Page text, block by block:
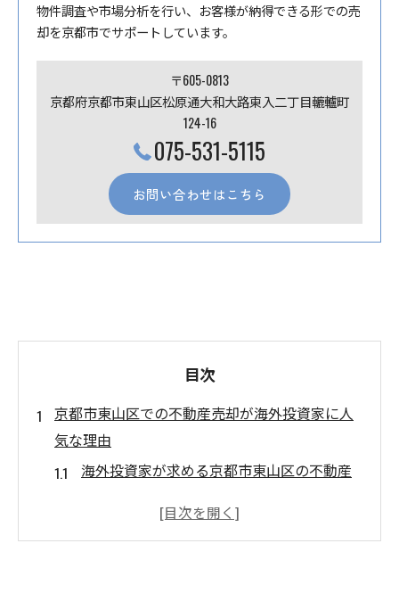
物件調査や市場分析を行い、お客様が納得できる形での売
却を京都市でサポートしています。
〒605-0813
京都府京都市東山区松原通大和大路東入二丁目轆轤町
124-16
075-531-5115
お問い合わせはこちら
目次
京都市東山区での不動産売却が海外投資家に人
気な理由
海外投資家が求める京都市東山区の不動産
京都市東山区の歴史的価値が不動産売却に